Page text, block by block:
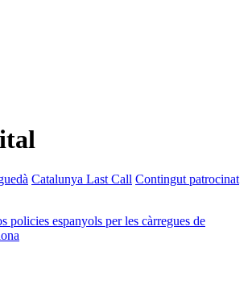
Catalunya Last Call Contingut patrocinat